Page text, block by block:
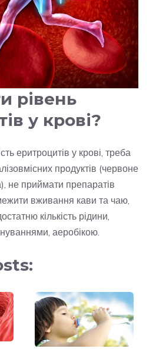
рівень
у крові?
еритроцитів у крові, треба
продуктів (червоне
не приймати препаратів
вживання кави та чаю,
кількість рідини,
аеробікою.